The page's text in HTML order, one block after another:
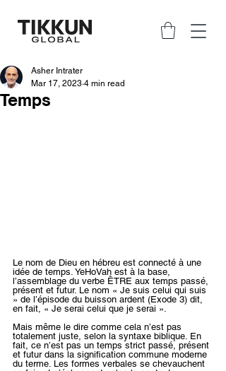
Temps
Asher Intrater
Mar 17, 2023 4 min read
Le nom de Dieu en hébreu est connecté à une
idée de temps. YeHoVah est à la base,
l’assemblage du verbe ÊTRE aux temps passé,
présent et futur. Le nom « Je suis celui qui suis
» de l’épisode du buisson ardent (Exode 3) dit,
en fait, « Je serai celui que je serai ».
Mais même le dire comme cela n’est pas
totalement juste, selon la syntaxe biblique. En
fait, ce n’est pas un temps strict passé, présent
et futur dans la signification commune moderne
du terme. Les formes verbales se chevauchent